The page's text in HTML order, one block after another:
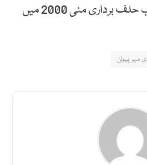
ولادمیر پیوٹن کی پہلی تقریب حلف برداری مئی 2000 میں
میر پیوٹن